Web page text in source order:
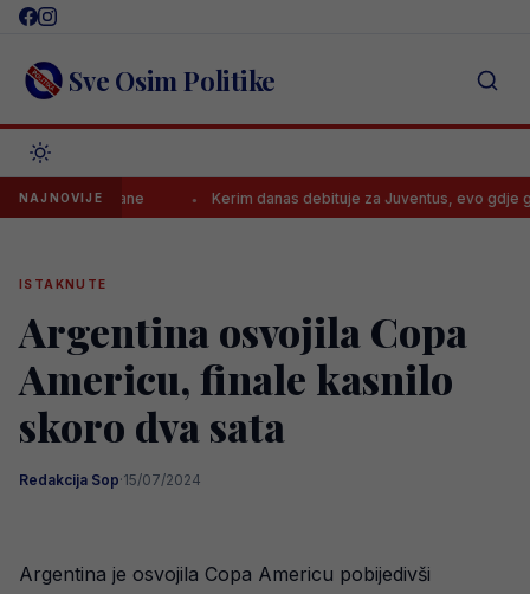
Skip
content Sve Osim Politike
NAJNOVIJE
bolje dane Kerim danas debituje za Juventus, evo gdje gledati
ISTAKNUTE
Argentina osvojila Copa
Americu, finale kasnilo
skoro dva sata
Redakcija Sop·15/07/2024
Argentina je osvojila Copa Americu pobijedivši